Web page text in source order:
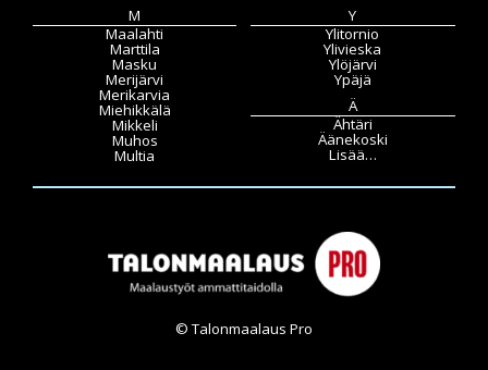
M
Maalahti
Marttila
Masku
Merijärvi
Merikarvia
Miehikkälä
Mikkeli
Muhos
Multia
Y
Ylitornio
Ylivieska
Ylöjärvi
Ypäjä
Ä
Ähtäri
Äänekoski
Lisää…
© Talonmaalaus Pro